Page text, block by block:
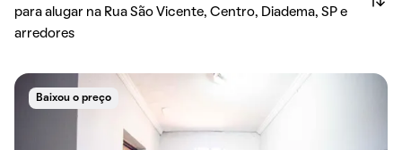
para alugar na Rua São Vicente, Centro, Diadema, SP e
arredores
Baixou o preço